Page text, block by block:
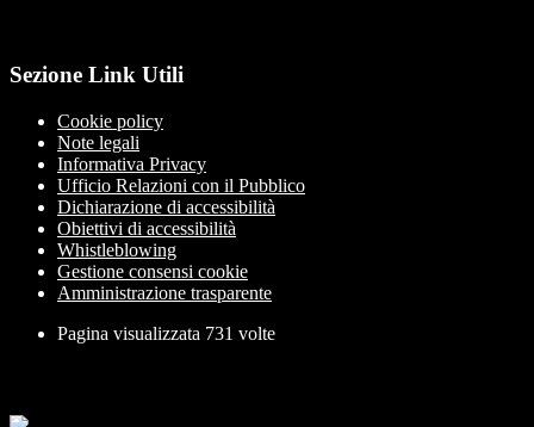
Sezione Link Utili
Cookie policy
Note legali
Informativa Privacy
Ufficio Relazioni con il Pubblico
Dichiarazione di accessibilità
Obiettivi di accessibilità
Whistleblowing
Gestione consensi cookie
Amministrazione trasparente
Pagina visualizzata 731 volte